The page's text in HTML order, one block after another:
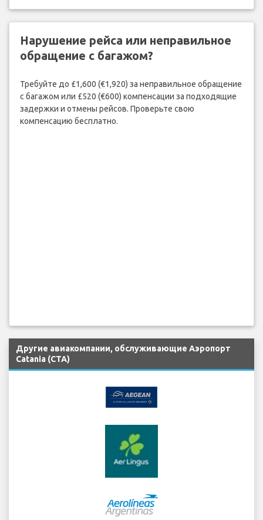
Нарушение рейса или неправильное
обращение с багажом?
Требуйте до £1,600 (€1,920) за неправильное обращение
с багажом или £520 (€600) компенсации за подходящие
задержки и отмены рейсов. Проверьте свою
компенсацию бесплатно.
Другие авиакомпании, обслуживающие Аэропорт
Catania (CTA)